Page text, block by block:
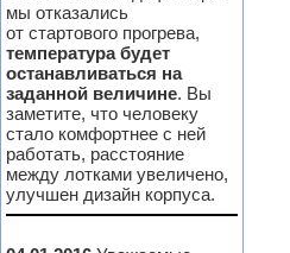
мы отказались
от стартового прогрева,
температура будет
останавливаться на
заданной величине. Вы
заметите, что человеку
стало комфортнее с ней
работать, расстояние
между лотками увеличено,
улучшен дизайн корпуса.